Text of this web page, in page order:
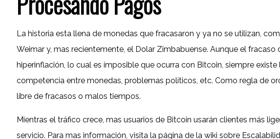
La historia esta llena de monedas que fracasaron y ya no se utilizan,
Weimar y, mas recientemente, el Dolar Zimbabuense. Aunque el
hiperinflación, lo cual es imposible que ocurra con Bitcoin, siempre
competencia entre monedas, problemas políticos, etc. Como regla de
libre de fracasos o malos tiempos.
Mientras el tráfico crece, mas usuarios de Bitcoin usarán clientes más
servicio. Para mas información, visita la página de la wiki sobre